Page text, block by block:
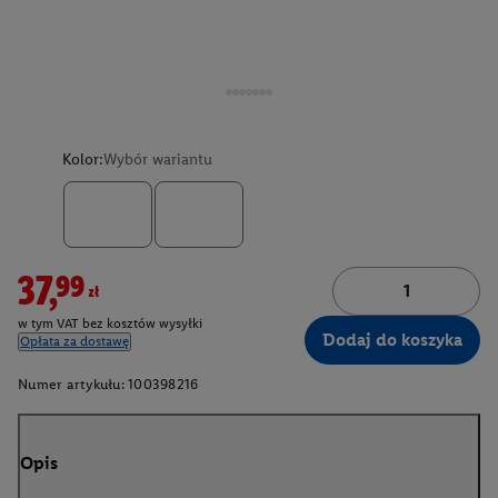
Kolor:Wybór wariantu
37,99zł
w tym VAT bez kosztów wysyłki
Opłata za dostawę
Dodaj do koszyka
Numer artykułu: 100398216
Opis